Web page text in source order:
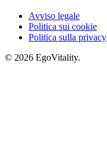
Avviso legale
Politica sui cookie
Politica sulla privacy
© 2026 EgoVitality.